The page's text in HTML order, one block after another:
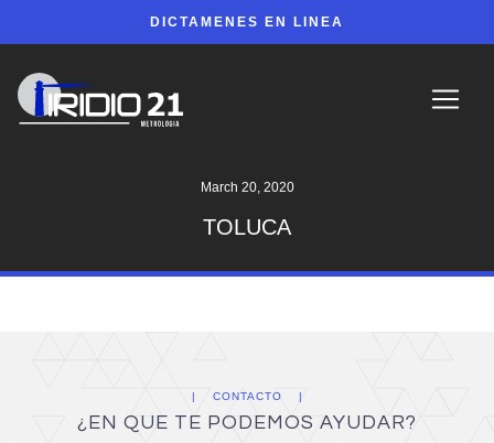
DICTAMENES EN LINEA
March 20, 2020
TOLUCA
CONTACTO
¿EN QUE TE PODEMOS AYUDAR?